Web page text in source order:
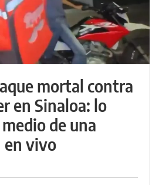
mortal contra
en Sinaloa: lo
de una
en vivo